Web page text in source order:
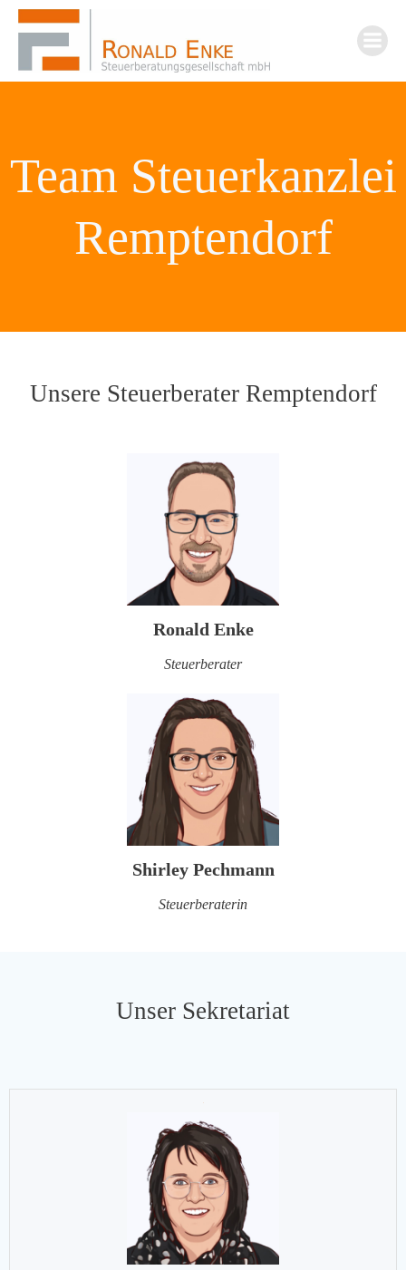
springen
Team Steuerkanzlei
Remptendorf
Unsere Steuerberater Remptendorf
Ronald Enke
Steuerberater
Shirley Pechmann
Steuerberaterin
Unser Sekretariat